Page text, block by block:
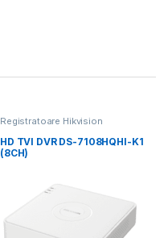
Registratoare Hikvision
HD TVI DVR DS-7108HQHI-K1
(8CH)